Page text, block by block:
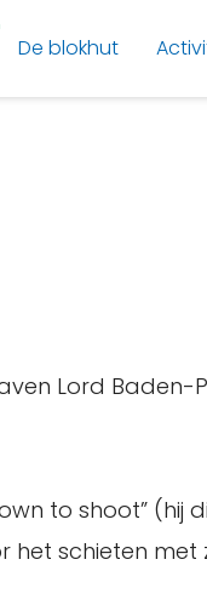
De blokhut
Lord Baden-
to shoot” (hij
schieten met